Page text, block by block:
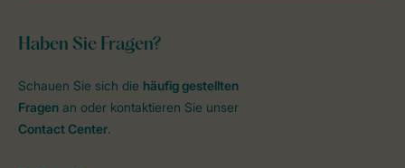
Haben Sie Fragen?
Schauen Sie sich die häufig gestellten
Fragen an oder kontaktieren Sie unser
Contact Center.